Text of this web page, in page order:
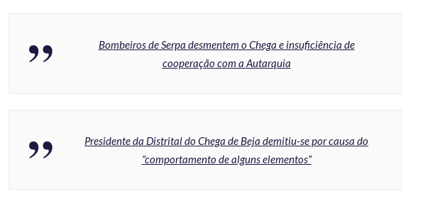
Bombeiros de Serpa desmentem o Chega e insuficiência de
cooperação com a Autarquia
Presidente da Distrital do Chega de Beja demitiu-se por causa do
“comportamento de alguns elementos”